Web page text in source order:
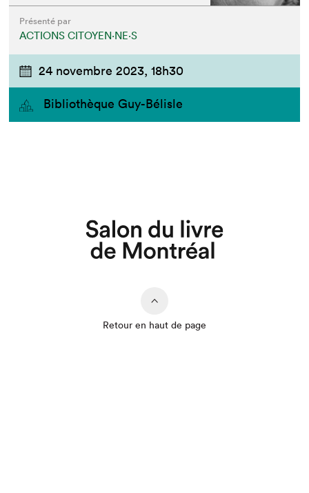
Que cherchez-vous?
Présenté par
ACTIONS CITOYEN⋅NE⋅S
24 novembre 2023, 18h30
Bibliothèque Guy-Bélisle
Retour en haut de page